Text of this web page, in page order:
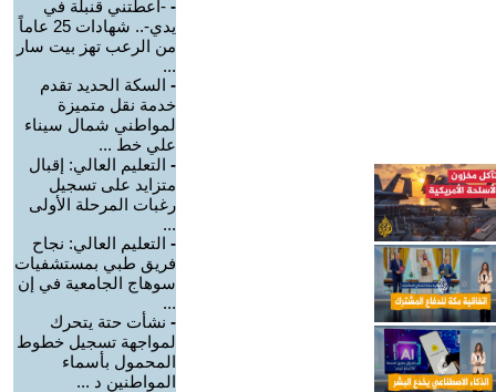
- -أعطتني قنبلة في
يدي-.. شهادات 25 عاماً
من الرعب تهز بيت سار
...
- السكة الحديد تقدم
خدمة نقل متميزة
لمواطني شمال سيناء
علي خط ...
- التعليم العالي: إقبال
متزايد على تسجيل
رغبات المرحلة الأولى
...
- التعليم العالي: نجاح
فريق طبي بمستشفيات
سوهاج الجامعية في إن
...
- نشأت حتة يتحرك
لمواجهة تسجيل خطوط
المحمول بأسماء
المواطنين د ...